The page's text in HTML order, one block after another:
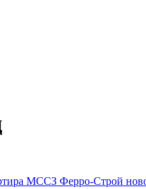
МССЗ Ферро-Строй